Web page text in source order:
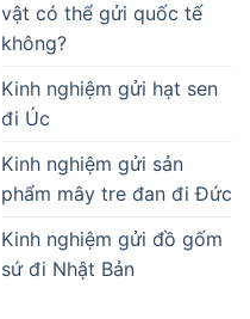
vật có thể gửi quốc tế
không?
Kinh nghiệm gửi hạt sen
đi Úc
Kinh nghiệm gửi sản
phẩm mây tre đan đi Đức
Kinh nghiệm gửi đồ gốm
sứ đi Nhật Bản